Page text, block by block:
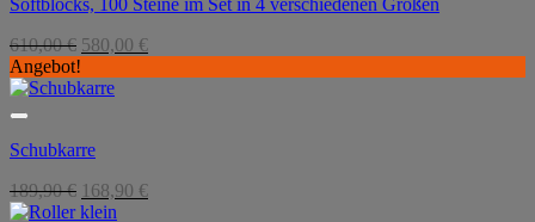
610,00€ Ursprünglicher
war:
580,00 €Aktueller
Angebot!
Schubkarre
189,90€ Ursprünglicher
Preis
168,90 €Aktueller